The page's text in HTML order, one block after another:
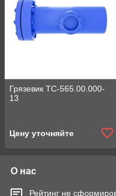
Грязевик ТС-565.00.000-
13
Цену уточняйте
О нас
Рейтинг не